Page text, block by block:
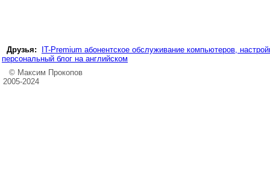
Друзья:
IT-Premium абонентское обслуживание компьютеров,
персональный блог на английском
© Максим Прокопов
2005-2024